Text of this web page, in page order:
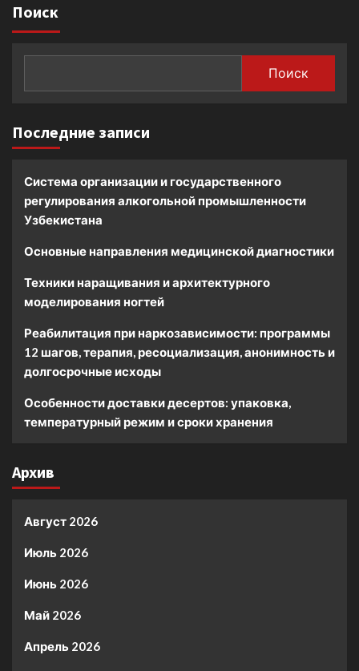
Поиск
Поиск
Последние записи
Система организации и государственного
регулирования алкогольной промышленности
Узбекистана
Основные направления медицинской диагностики
Техники наращивания и архитектурного
моделирования ногтей
Реабилитация при наркозависимости: программы
12 шагов, терапия, ресоциализация, анонимность и
долгосрочные исходы
Особенности доставки десертов: упаковка,
температурный режим и сроки хранения
Архив
Август 2026
Июль 2026
Июнь 2026
Май 2026
Апрель 2026